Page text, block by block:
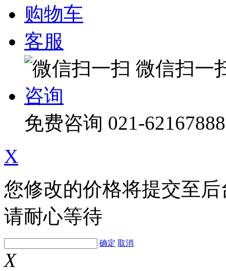
购物车
客服
微信扫一
咨询
免费咨询 021-62167888
X
您修改的价格将提交至
请耐心等待
确定 取消
X